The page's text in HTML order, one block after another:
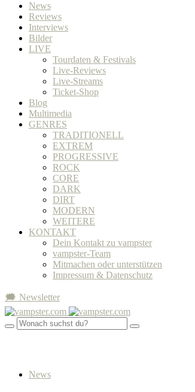
News
Reviews
Interviews
Bilder
LIVE
Tourdaten & Festivals
Live-Reviews
Live-Streams
Ticket-Shop
Blog
Multimedia
GENRES
TRADITIONELL
EXTREM
PROGRESSIVE
ROCK
CORE
DARK
DIRT
MODERN
WEITERE
KONTAKT
Dein Kontakt zu vampster
vampster-Team
Mitmachen oder unterstützen
Impressum & Datenschutz
🗯 Newsletter
News